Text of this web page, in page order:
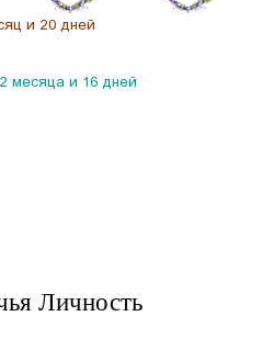
Личность